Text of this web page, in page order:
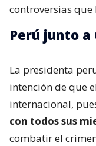
controversias
Perú junto a
La presidenta
intención de que
internacional,
con todos sus
combatir el